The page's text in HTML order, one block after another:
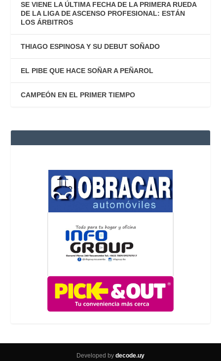
SE VIENE LA ÚLTIMA FECHA DE LA PRIMERA RUEDA
DE LA LIGA DE ASCENSO PROFESIONAL: ESTÁN
LOS ÁRBITROS
THIAGO ESPINOSA Y SU DEBUT SOÑADO
EL PIBE QUE HACE SOÑAR A PEÑAROL
CAMPEÓN EN EL PRIMER TIEMPO
Developed by decode.uy